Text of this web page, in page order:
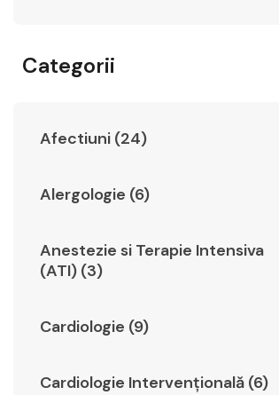
Categorii
Afectiuni (24)
Alergologie (6)
Anestezie si Terapie Intensiva
(ATI) (3)
Cardiologie (9)
Cardiologie Intervențională (6)